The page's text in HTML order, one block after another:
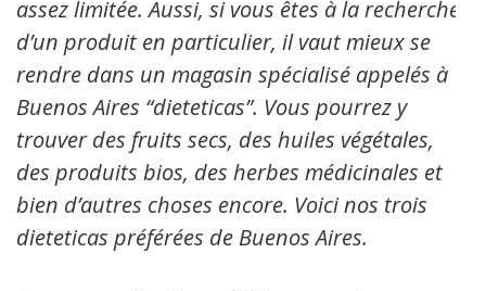
assez limitée. Aussi, si vous êtes à la recherche
d’un produit en particulier, il vaut mieux se
rendre dans un magasin spécialisé appelés à
Buenos Aires “dieteticas”. Vous pourrez y
trouver des fruits secs, des huiles végétales,
des produits bios, des herbes médicinales et
bien d’autres choses encore. Voici nos trois
dieteticas préférées de Buenos Aires.